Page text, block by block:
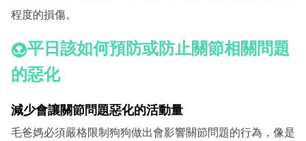
程度的損傷。
平日該如何預防或防止關節相關問題
的惡化
減少會讓關節問題惡化的活動量
毛爸媽必須嚴格限制狗狗做出會影響關節問題的行為，像是